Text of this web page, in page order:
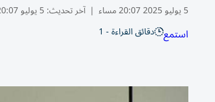
5 يوليو 2025 20:07 مساء | آخر تحديث:5 يوليو 20:07 2025
استمع دقائق القراءة - 1